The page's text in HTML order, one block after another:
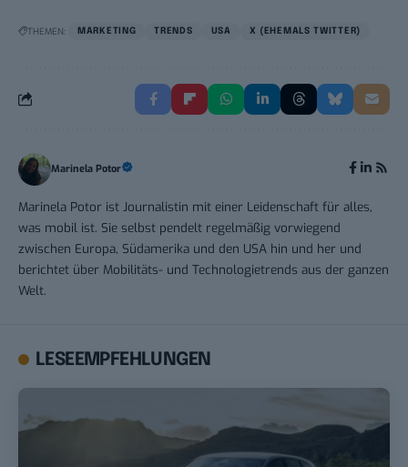
THEMEN: MARKETING TRENDS USA X (EHEMALS TWITTER)
Marinela Potor
Marinela Potor ist Journalistin mit einer Leidenschaft für alles,
was mobil ist. Sie selbst pendelt regelmäßig vorwiegend
zwischen Europa, Südamerika und den USA hin und her und
berichtet über Mobilitäts- und Technologietrends aus der ganzen
Welt.
LESEEMPFEHLUNGEN